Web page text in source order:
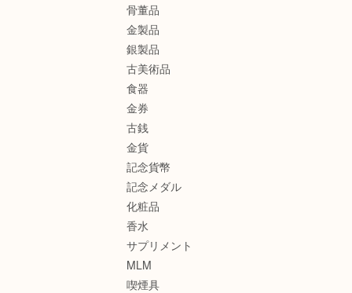
骨董品
金製品
銀製品
古美術品
食器
金券
古銭
金貨
記念貨幣
記念メダル
化粧品
香水
サプリメント
MLM
喫煙具